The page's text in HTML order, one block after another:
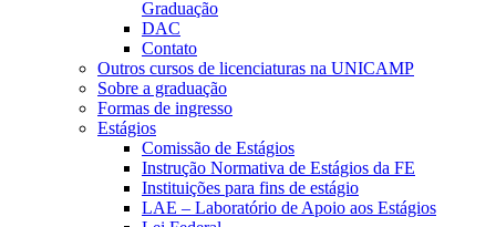
Graduação
DAC
Contato
Outros cursos de licenciaturas na UNICAMP
Sobre a graduação
Formas de ingresso
Estágios
Comissão de Estágios
Instrução Normativa de Estágios da FE
Instituições para fins de estágio
LAE – Laboratório de Apoio aos Estágios